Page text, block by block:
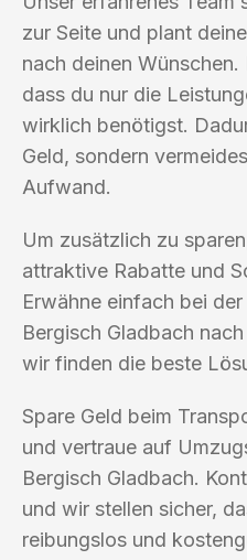
zur Seite und plant
nach deinen
dass du nur die
wirklich benötigst.
Geld, sondern
Aufwand.
Um zusätzlich zu
attraktive Rabatte und
Erwähne einfach bei
Bergisch Gladbach
wir finden die beste
Spare Geld beim
und vertraue auf
Bergisch Gladbach.
und wir stellen sicher,
reibungslos und